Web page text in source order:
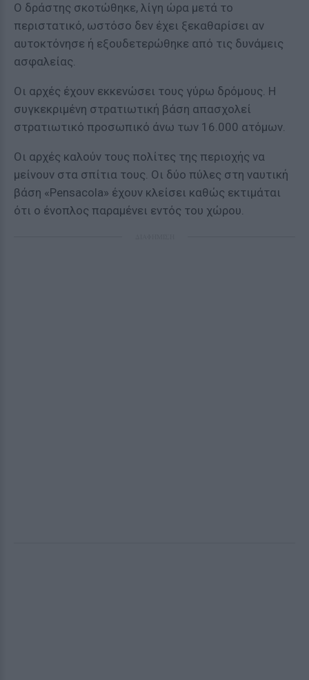
Ο δράστης σκοτώθηκε, λίγη ώρα μετά το
περιστατικό, ωστόσο δεν έχει ξεκαθαρίσει αν
αυτοκτόνησε ή εξουδετερώθηκε από τις δυνάμεις
ασφαλείας.
Οι αρχές έχουν εκκενώσει τους γύρω δρόμους. Η
συγκεκριμένη στρατιωτική βάση απασχολεί
στρατιωτικό προσωπικό άνω των 16.000 ατόμων.
Οι αρχές καλούν τους πολίτες της περιοχής να
μείνουν στα σπίτια τους. Οι δύο πύλες στη ναυτική
βάση «Pensacola» έχουν κλείσει καθώς εκτιμάται
ότι ο ένοπλος παραμένει εντός του χώρου.